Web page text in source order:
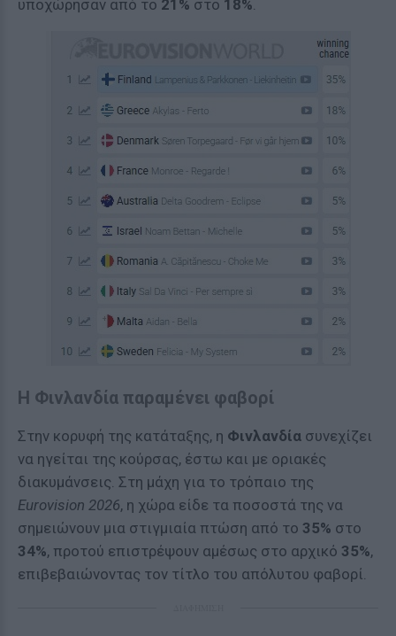
υποχώρησαν από το 21% στο 18%.
Η Φινλανδία παραμένει φαβορί
Στην κορυφή της κατάταξης, η Φινλανδία συνεχίζει
να ηγείται της κούρσας, έστω και με οριακές
διακυμάνσεις. Στη μάχη για το τρόπαιο της
Eurovision 2026, η χώρα είδε τα ποσοστά της να
σημειώνουν μια στιγμιαία πτώση από το 35% στο
34%, προτού επιστρέψουν αμέσως στο αρχικό 35%,
επιβεβαιώνοντας τον τίτλο του απόλυτου φαβορί.